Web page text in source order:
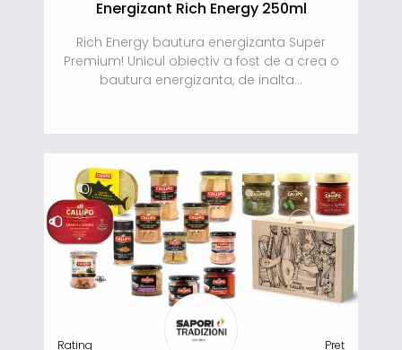
Energizant Rich Energy 250ml
Rich Energy bautura energizanta Super
Premium! Unicul obiectiv a fost de a crea o
bautura energizanta, de inalta...
Rating Preț